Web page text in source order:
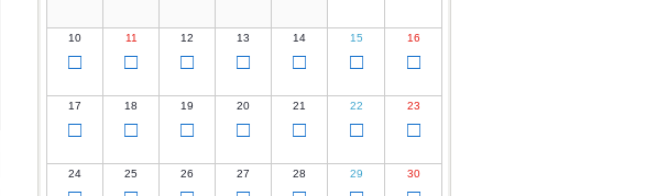
10
□
11
□
12
□
13
□
14
□
15
□
16
□
17
□
18
□
19
□
20
□
21
□
22
□
23
□
24 25 26 27 28 29 30